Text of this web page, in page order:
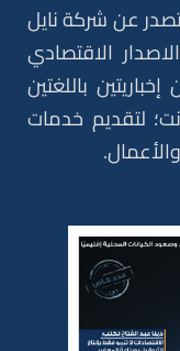
عن شركة نايل
الاقتصادي
باللغتين
لتقديم خدمات